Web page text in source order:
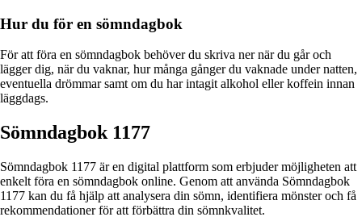
Hur du för en sömndagbok
För att föra en sömndagbok behöver du skriva ner när du går och
lägger dig, när du vaknar, hur många gånger du vaknade under natten,
eventuella drömmar samt om du har intagit alkohol eller koffein innan
läggdags.
Sömndagbok 1177
Sömndagbok 1177 är en digital plattform som erbjuder möjligheten att
enkelt föra en sömndagbok online. Genom att använda Sömndagbok
1177 kan du få hjälp att analysera din sömn, identifiera mönster och få
rekommendationer för att förbättra din sömnkvalitet.